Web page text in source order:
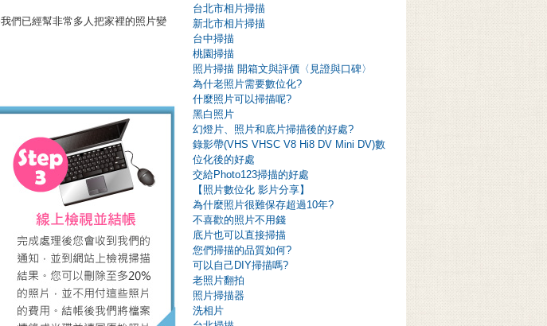
們已經幫非常多人把家裡的照片變
台北市相片掃描
新北市相片掃描
台中掃描
桃園掃描
照片掃描 開箱文與評價〈見證與口碑〉
為什老照片需要數位化?
什麼照片可以掃描呢?
黑白照片
幻燈片、照片和底片掃描後的好處?
錄影帶(VHS VHSC V8 Hi8 DV Mini DV)數
位化後的好處
交給Photo123掃描的好處
【照片數位化 影片分享】
為什麼照片很難保存超過10年?
不喜歡的照片不用錢
底片也可以直接掃描
您們掃描的品質如何?
可以自己DIY掃描嗎?
老照片翻拍
照片掃描器
洗相片